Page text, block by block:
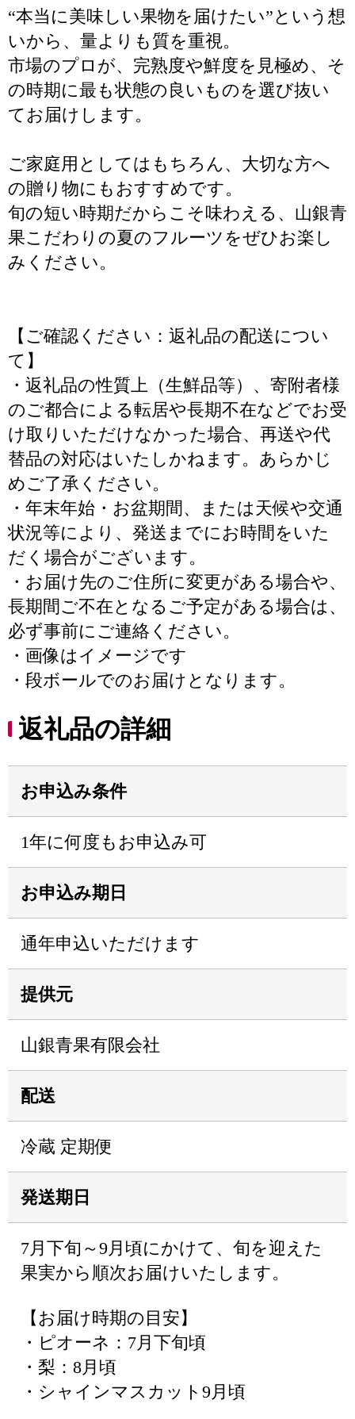
“本当に美味しい果物を届けたい”という想
いから、量よりも質を重視。
市場のプロが、完熟度や鮮度を見極め、そ
の時期に最も状態の良いものを選び抜い
てお届けします。
ご家庭用としてはもちろん、大切な方へ
の贈り物にもおすすめです。
旬の短い時期だからこそ味わえる、山銀青
果こだわりの夏のフルーツをぜひお楽し
みください。
【ご確認ください：返礼品の配送につい
て】
・返礼品の性質上（生鮮品等）、寄附者様
のご都合による転居や長期不在などでお受
け取りいただけなかった場合、再送や代
替品の対応はいたしかねます。あらかじ
めご了承ください。
・年末年始・お盆期間、または天候や交通
状況等により、発送までにお時間をいた
だく場合がございます。
・お届け先のご住所に変更がある場合や、
長期間ご不在となるご予定がある場合は、
必ず事前にご連絡ください。
・画像はイメージです
・段ボールでのお届けとなります。
返礼品の詳細
お申込み条件
1年に何度もお申込み可
お申込み期日
通年申込いただけます
提供元
山銀青果有限会社
配送
冷蔵 定期便
発送期日
7月下旬～9月頃にかけて、旬を迎えた
果実から順次お届けいたします。
【お届け時期の目安】
・ピオーネ：7月下旬頃
・梨：8月頃
・シャインマスカット9月頃